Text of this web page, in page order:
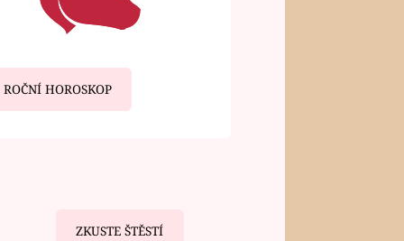
ROČNÍ HOROSKOP
ZKUSTE ŠTĚSTÍ